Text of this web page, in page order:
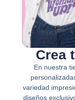
Crea
En nuestra
variedad
diseños